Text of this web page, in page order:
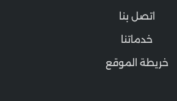
اتصل بنا
خدماتنا
خريطة الموقع